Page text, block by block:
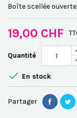
Boîte scellée ouverte.
19,00 CHF
Quantité
 En stock
Partager